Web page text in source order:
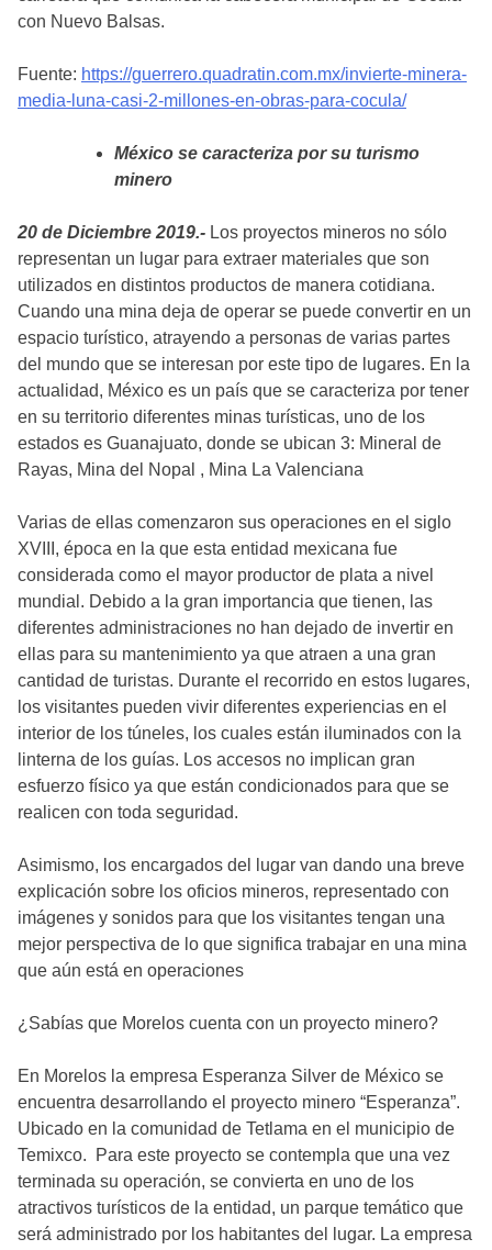
con Nuevo Balsas.
Fuente: https://guerrero.quadratin.com.mx/invierte-minera-
media-luna-casi-2-millones-en-obras-para-cocula/
México se caracteriza por su turismo
minero
20 de Diciembre 2019.- Los proyectos mineros no sólo
representan un lugar para extraer materiales que son
utilizados en distintos productos de manera cotidiana.
Cuando una mina deja de operar se puede convertir en un
espacio turístico, atrayendo a personas de varias partes
del mundo que se interesan por este tipo de lugares. En la
actualidad, México es un país que se caracteriza por tener
en su territorio diferentes minas turísticas, uno de los
estados es Guanajuato, donde se ubican 3: Mineral de
Rayas, Mina del Nopal , Mina La Valenciana
Varias de ellas comenzaron sus operaciones en el siglo
XVIII, época en la que esta entidad mexicana fue
considerada como el mayor productor de plata a nivel
mundial. Debido a la gran importancia que tienen, las
diferentes administraciones no han dejado de invertir en
ellas para su mantenimiento ya que atraen a una gran
cantidad de turistas. Durante el recorrido en estos lugares,
los visitantes pueden vivir diferentes experiencias en el
interior de los túneles, los cuales están iluminados con la
linterna de los guías. Los accesos no implican gran
esfuerzo físico ya que están condicionados para que se
realicen con toda seguridad.
Asimismo, los encargados del lugar van dando una breve
explicación sobre los oficios mineros, representado con
imágenes y sonidos para que los visitantes tengan una
mejor perspectiva de lo que significa trabajar en una mina
que aún está en operaciones
¿Sabías que Morelos cuenta con un proyecto minero?
En Morelos la empresa Esperanza Silver de México se
encuentra desarrollando el proyecto minero “Esperanza”.
Ubicado en la comunidad de Tetlama en el municipio de
Temixco. Para este proyecto se contempla que una vez
terminada su operación, se convierta en uno de los
atractivos turísticos de la entidad, un parque temático que
será administrado por los habitantes del lugar. La empresa